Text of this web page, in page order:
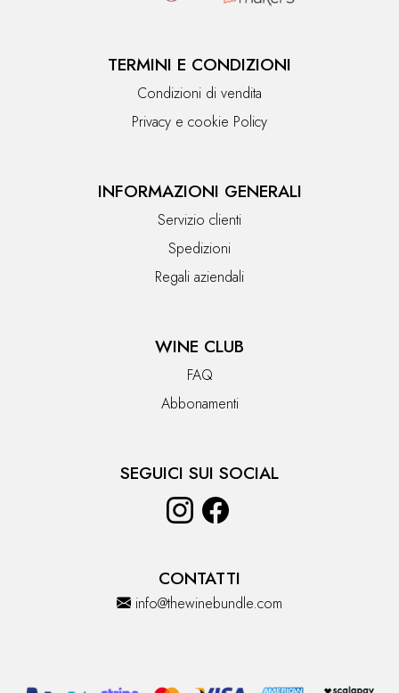
TERMINI E CONDIZIONI
Condizioni di vendita
Privacy e cookie Policy
INFORMAZIONI GENERALI
Servizio clienti
Spedizioni
Regali aziendali
WINE CLUB
FAQ
Abbonamenti
SEGUICI SUI SOCIAL
CONTATTI
info@thewinebundle.com